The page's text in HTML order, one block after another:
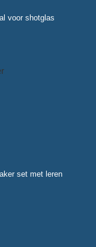
voor shotglas
set met leren